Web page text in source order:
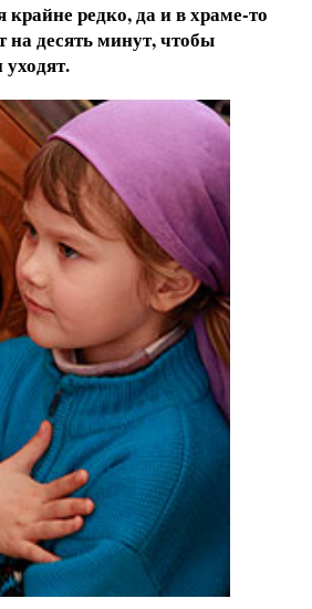
редко, да и в храме-то
на десять минут, чтобы